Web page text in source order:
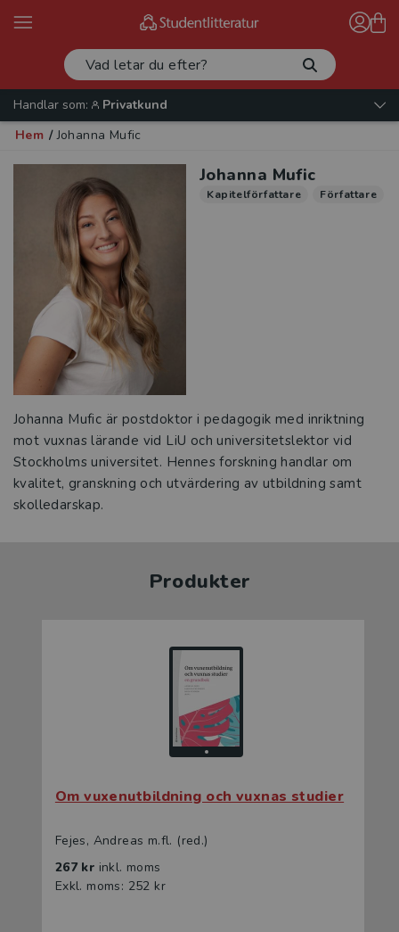
Handlar som:
Privatkund
Hem / Johanna Mufic
Johanna Mufic
Kapitelförfattare Författare
Johanna Mufic är postdoktor i pedagogik med inriktning
mot vuxnas lärande vid LiU och universitetslektor vid
Stockholms universitet. Hennes forskning handlar om
kvalitet, granskning och utvärdering av utbildning samt
skolledarskap.
Produkter
Om vuxenutbildning och vuxnas studier
Fejes, Andreas m.fl. (red.)
267 kr inkl. moms
Exkl. moms: 252 kr